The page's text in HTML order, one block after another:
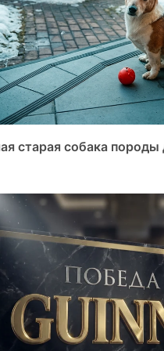
старая собака